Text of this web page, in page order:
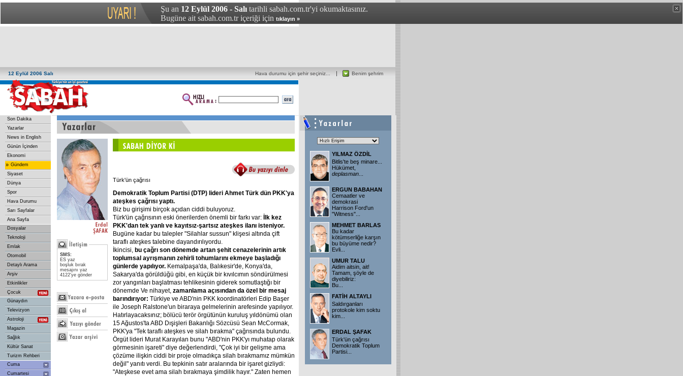
Şu an 12 Eylül 2006 - Salı tarihli sabah.com.tr'yi okumaktasınız.
Bugüne ait sabah.com.tr içeriği için tıklayın »
12 Eylül 2006 Salı Benim şehrim
Hava durumu için şehir seçiniz...
Son Dakika
Yazarlar
News in English
Günün İçinden
Ekonomi
» Gündem
Siyaset
Dünya
Spor
Hava Durumu
Sarı Sayfalar
Ana Sayfa
Dosyalar
Teknoloji
Emlak
Otomobil
Detaylı Arama
Arşiv
Etkinlikler
Çocuk
Günaydın
Televizyon
Astroloji
Magazin
Sağlık
Kültür Sanat
Turizm Rehberi
Cuma
Cumartesi
SMS:
ES yaz
boşluk bırak
mesajını yaz
4122'ye gönder
Türk'ün çağrısı
Demokratik Toplum Partisi (DTP) lideri Ahmet Türk dün PKK'ya
ateşkes çağrısı yaptı.
Biz bu girişimi birçok açıdan ciddi buluyoruz.
Türk'ün çağrısının eski önerilerden önemli bir farkı var: İlk kez
PKK'dan tek yanlı ve kayıtsız-şartsız ateşkes ilanı isteniyor.
Bugüne kadar bu talepler "Silahlar sussun" klişesi altında çift
taraflı ateşkes talebine dayandırılıyordu.
İkincisi, bu çağrı son dönemde artan şehit cenazelerinin artık
toplumsal ayrışmanın zehirli tohumlarını ekmeye başladığı
günlerde yapılıyor. Kemalpaşa'da, Balıkesir'de, Konya'da,
Sakarya'da görüldüğü gibi, en küçük bir kıvılcımın söndürülmesi
zor yangınları başlatması tehlikesinin giderek somutlaştığı bir
dönemde Ve nihayet, zamanlama açısından da özel bir mesaj
barındırıyor: Türkiye ve ABD'nin PKK koordinatörleri Edip Başer
ile Joseph Ralstone'un biraraya gelmelerinin arefesinde yapılıyor.
Hatırlayacaksınız; bölücü terör örgütünün kuruluş yıldönümü olan
15 Ağustos'ta ABD Dışişleri Bakanlığı Sözcüsü Sean McCormak,
PKK'ya "Tek taraflı ateşkes ve silah bırakma" çağrısında bulundu.
Örgüt lideri Murat Karayılan bunu "ABD'nin PKK'yı muhatap olarak
görmesinin işareti" diye değerlendirdi, "Çok iyi bir gelişme ama
çözüme ilişkin ciddi bir proje olmadıkça silah bırakmamız mümkün
değil" yanıtı verdi. Bu tepkinin satır aralarında bir işaret gizliydi:
"Ateşkese evet ama silah bırakmaya şimdilik hayır." Zaten hemen
YILMAZ ÖZDİL
Bitlis'te beş minare...
Hükümet,
deplasman
ERGUN BABAHAN
Cemaatler ve
demokrasi
Harrison Ford'un
"Witness"...
MEHMET BARLAS
Bu kadar
kötümserliğe karşın
bu büyüme nedir?
Evli...
UMUR TALU
Aidim aitsin, ait!
Tamam, şöyle de
diyebiliriz:
Bu...
FATİH ALTAYLI
Saldırganları
protokole kim soktu
kim...
ERDAL ŞAFAK
Türk'ün çağrısı
Demokratik Toplum
Partisi...